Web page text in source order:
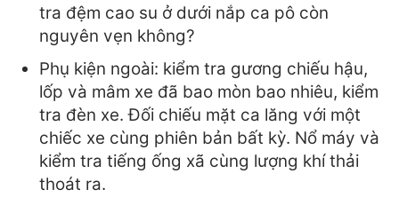
tra đệm cao su ở dưới nắp ca pô còn
nguyên vẹn không?
Phụ kiện ngoài: kiểm tra gương chiếu hậu,
lốp và mâm xe đã bao mòn bao nhiêu, kiểm
tra đèn xe. Đối chiếu mặt ca lăng với một
chiếc xe cùng phiên bản bất kỳ. Nổ máy và
kiểm tra tiếng ống xã cùng lượng khí thải
thoát ra.